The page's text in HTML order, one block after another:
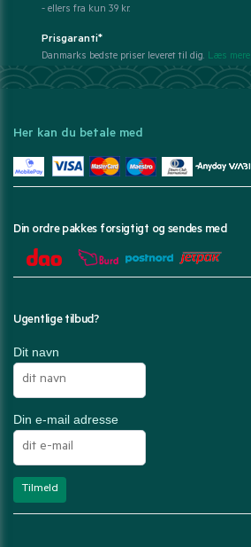
- ellers fra kun 39 kr.
Prisgaranti*
Danmarks bedste priser leveret til dig. Læs mere
Her kan du betale med
Din ordre pakkes forsigtigt og sendes med
Ugentlige tilbud?
Dit navn
Din e-mail adresse